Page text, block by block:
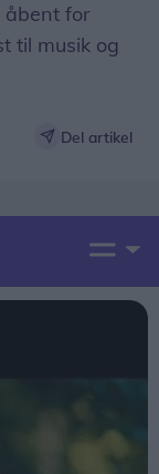
åbent for
til musik og
Del artikel